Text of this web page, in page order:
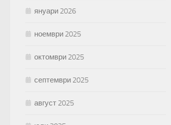
януари 2026
ноември 2025
октомври 2025
септември 2025
август 2025